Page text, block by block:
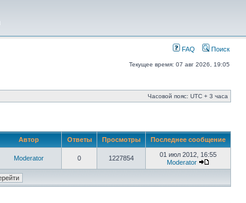
FAQ Поиск
Текущее время: 07 авг 2026, 19:05
Часовой пояс: UTC + 3 часа
Автор Ответы Просмотры Последнее сообщение
Moderator 0 1227854
01 июл 2012, 16:55
Moderator